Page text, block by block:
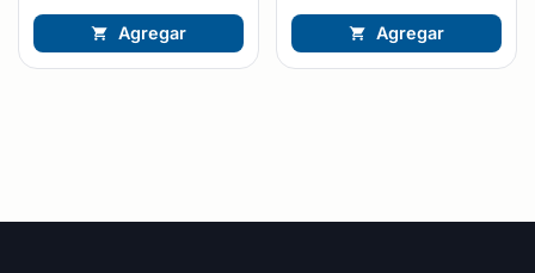
Agregar Agregar